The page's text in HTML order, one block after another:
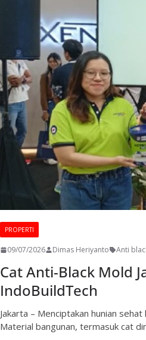
PROPERTI
09/07/2026 Dimas Heriyanto Anti
Cat Anti-Black Mold
IndoBuildTech
Jakarta – Menciptakan hunian
Material bangunan, termasuk cat